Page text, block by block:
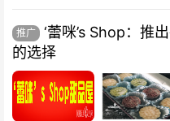
推广
‘蕾咪’s Shop：推
的选择